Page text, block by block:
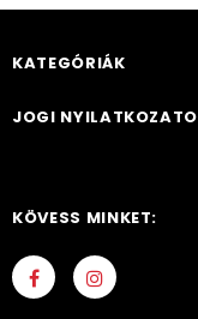
KATEGÓRIÁK
JOGI
KÖVESS MINKET: